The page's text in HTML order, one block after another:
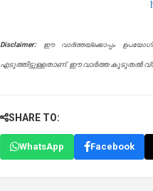
Disclaimer: ഈ വാർത്തയ്ക്കൊപ്പം
എടുത്തിട്ടുള്ളതാണ്. ഈ വാർത്ത കൂടുതൽ
SHARE TO:
WhatsApp Facebook